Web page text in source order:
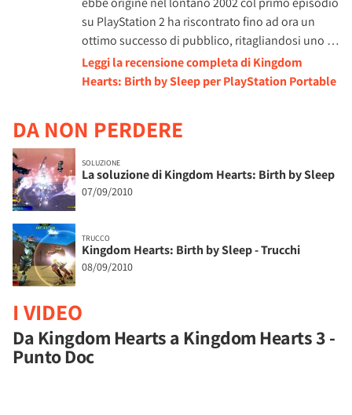
su PlayStation 2 ha riscontrato fino ad ora un
ottimo successo di pubblico, ritagliandosi uno …
Leggi la recensione completa di Kingdom
Hearts: Birth by Sleep per PlayStation Portable
DA NON PERDERE
SOLUZIONE
La soluzione di Kingdom Hearts: Birth by Sleep
07/09/2010
TRUCCO
Kingdom Hearts: Birth by Sleep - Trucchi
08/09/2010
I VIDEO
Da Kingdom Hearts a Kingdom Hearts 3 -
Punto Doc